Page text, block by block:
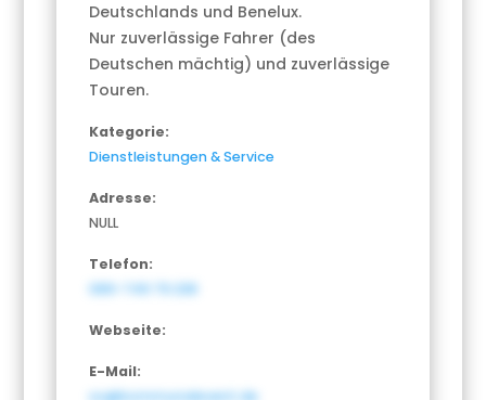
Deutschlands und Benelux.
Nur zuverlässige Fahrer (des
Deutschen mächtig) und zuverlässige
Touren.
Kategorie:
Dienstleistungen & Service
Adresse:
NULL
Telefon:
089-749 79 238
Webseite:
E-Mail: